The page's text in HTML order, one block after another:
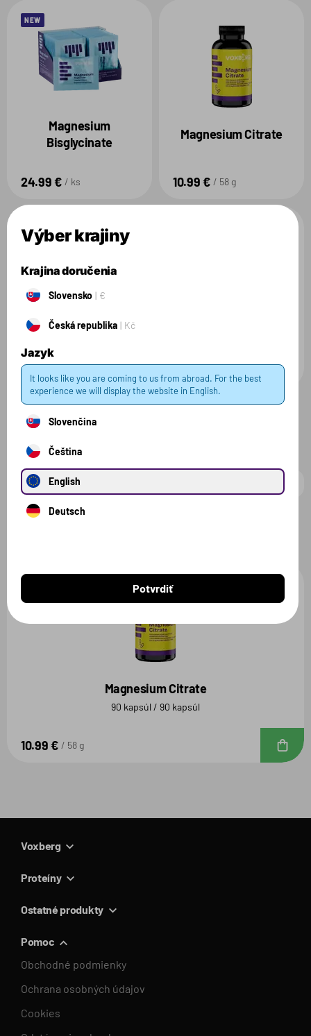
NEW
Magnesium
Bisglycinate
24.99 € ks
Magnesium Citrate
10.99 € 58 g
Recover Ease
7.99 € 7.99 €
Všetky produkty
Magnesium Citrate
90 kapsúl / 90 kapsúl
10.99 € 58 g
Voxberg
Proteíny
Ostatné produkty
Pomoc
Obchodné podmienky
Ochrana osobných údajov
Cookies
Výber krajiny
Krajina doručenia
Slovensko €
Česká republika Kč
Jazyk
It looks like you are coming to us from abroad. For the best
experience we will display the website in English.
Slovenčina
Čeština
English
Deutsch
Potvrdiť